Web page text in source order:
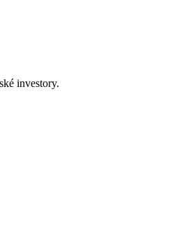
investory.